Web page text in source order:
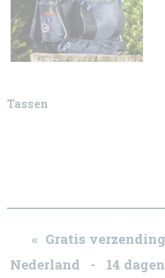
Tassen
« Gratis
Nederland - 14